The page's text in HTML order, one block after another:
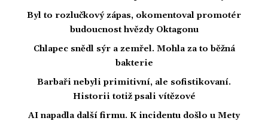
Byl to rozlučkový zápas, okomentoval promotér
budoucnost hvězdy Oktagonu
Chlapec snědl sýr a zemřel. Mohla za to běžná
bakterie
Barbaři nebyli primitivní, ale sofistikovaní.
Historii totiž psali vítězové
AI napadla další firmu. K incidentu došlo u Mety